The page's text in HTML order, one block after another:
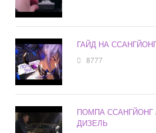
ГАЙД НА
8777
ПОМПА ССАНГЙОНГ
ДИЗЕЛЬ